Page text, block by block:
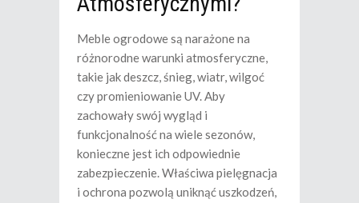
Meble ogrodowe są narażone na
różnorodne warunki atmosferyczne,
takie jak deszcz, śnieg, wiatr, wilgoć
czy promieniowanie UV. Aby
zachowały swój wygląd i
funkcjonalność na wiele sezonów,
konieczne jest ich odpowiednie
zabezpieczenie. Właściwa pielęgnacja
i ochrona pozwolą uniknąć uszkodzeń,